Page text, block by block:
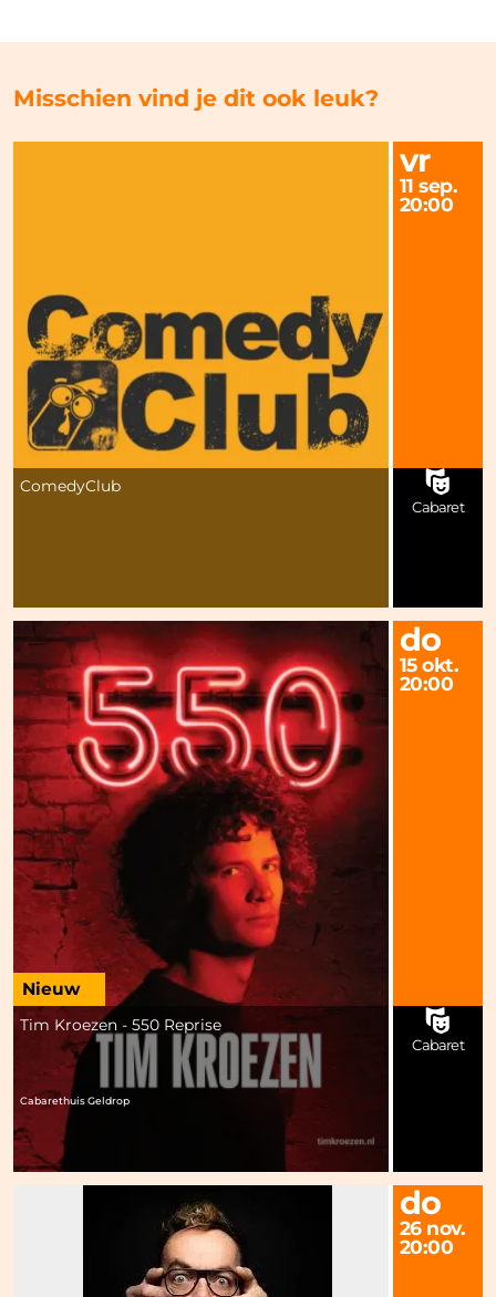
Misschien vind je dit ook leuk?
ComedyClub
vr
11 sep.
20:00
Cabaret
Tim Kroezen - 550 Reprise
Cabarethuis Geldrop
do
15 okt.
20:00
Cabaret
Nieuw
do
26 nov.
20:00